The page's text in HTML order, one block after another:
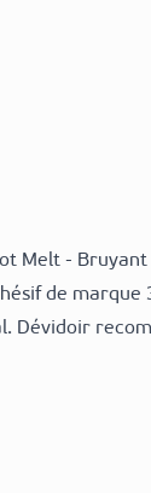
Melt -
de
Dévidoir